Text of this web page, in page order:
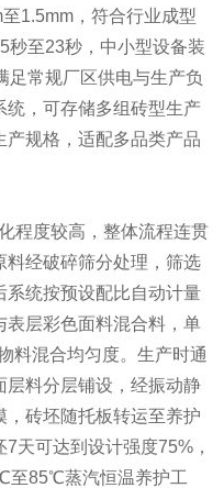
1.5mm，符合行业成型
秒至23秒，中小型设备装
足常规厂区供电与生产负
，可存储多组砖型生产
规格，适配多品类产品
度较高，整体流程连贯
经破碎筛分处理，筛选
系统按预设配比自动计量
层彩色面料混合料，单
料混合均匀度。生产时通
料分层铺设，经振动静
砖坯随托板转运至养护
天可达到设计强度75%，
至85℃蒸汽恒温养护工